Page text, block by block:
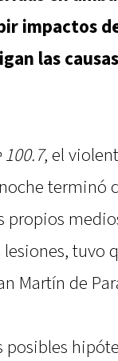
impactos
las
, el
terminó
propios
tuvo
Martín de
posibles